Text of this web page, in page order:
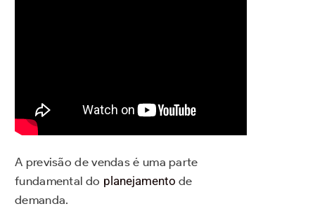
A previsão de vendas é uma parte
fundamental do planejamento de
demanda.